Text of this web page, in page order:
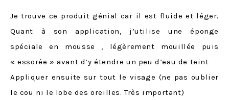
Je trouve ce produit génial car il est fluide et léger.
Quant à son application, j’utilise une éponge
spéciale en mousse , légèrement mouillée puis
« essorée » avant d’y étendre un peu d’eau de teint
Appliquer ensuite sur tout le visage (ne pas oublier
le cou ni le lobe des oreilles. Très important)